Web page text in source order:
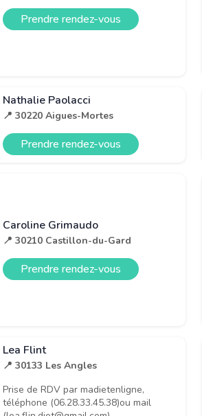
Prendre rendez-vous
Nathalie Paolacci
📍 30220 Aigues-Mortes
Prendre rendez-vous
Caroline Grimaudo
📍 30210 Castillon-du-Gard
Prendre rendez-vous
Lea Flint
📍 30133 Les Angles
Prise de RDV par madietenligne,
téléphone (06.28.33.45.38)ou mail